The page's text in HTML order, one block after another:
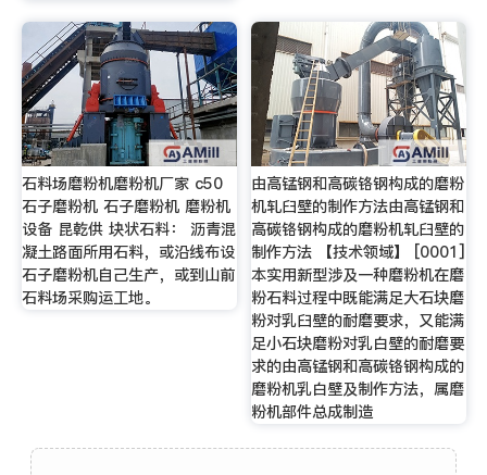
石料场磨粉机磨粉机厂家 c50
石子磨粉机 石子磨粉机 磨粉机
设备 昆乾供 块状石料： 沥青混
凝土路面所用石料，或沿线布设
石子磨粉机自己生产，或到山前
石料场采购运工地。
由高锰钢和高碳铬钢构成的磨粉
机轧臼壁的制作方法由高锰钢和
高碳铬钢构成的磨粉机轧臼壁的
制作方法 【技术领域】 [0001]
本实用新型涉及一种磨粉机在磨
粉石料过程中既能满足大石块磨
粉对乳臼壁的耐磨要求，又能满
足小石块磨粉对乳白壁的耐磨要
求的由高锰钢和高碳铬钢构成的
磨粉机乳白壁及制作方法，属磨
粉机部件总成制造